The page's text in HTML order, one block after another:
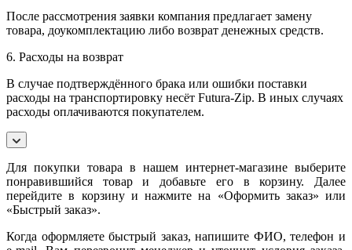
После рассмотрения заявки компания предлагает замену
товара, доукомплектацию либо возврат денежных средств.
6. Расходы на возврат
В случае подтверждённого брака или ошибки поставки
расходы на транспортировку несёт Futura-Zip. В иных случаях
расходы оплачиваются покупателем.
Для покупки товара в нашем интернет-магазине выберите
понравившийся товар и добавьте его в корзину. Далее
перейдите в корзину и нажмите на «Оформить заказ» или
«Быстрый заказ».
Когда оформляете быстрый заказ, напишите ФИО, телефон и